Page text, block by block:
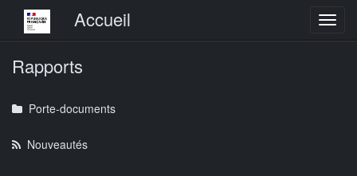
Menu principalAccueil
Rapports
Porte-documents
Nouveautés